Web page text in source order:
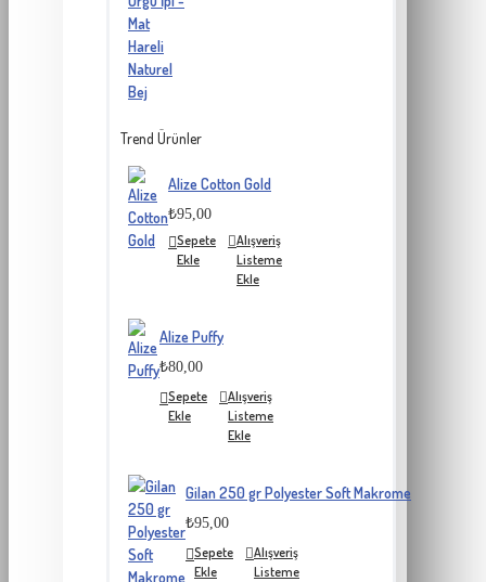
Trend Ürünler
Alize Cotton Gold
₺95,00
Sepete
Ekle
Alışveriş
Listeme
Ekle
Alize Puffy
₺80,00
Sepete
Ekle
Alışveriş
Listeme
Ekle
Gilan 250 gr Polyester Soft Makrome
₺95,00
Sepete
Ekle
Alışveriş
Listeme